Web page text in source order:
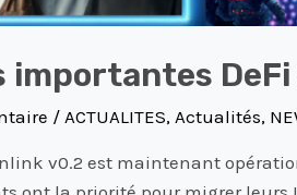
DeFi
/ ACTUALITES, Actualités,
v0.2 est maintenant